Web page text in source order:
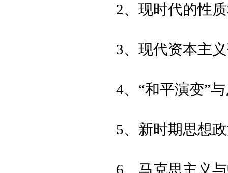
2、现时代的性
3、现代资本主
4、“和平演变”
5、新时期思想
6、马克思主义